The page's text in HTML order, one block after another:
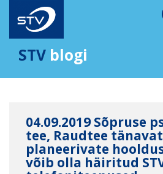
STV blogi
04.09.2019 Sõpruse
tee, Raudtee
planeerivate
võib olla häiritud